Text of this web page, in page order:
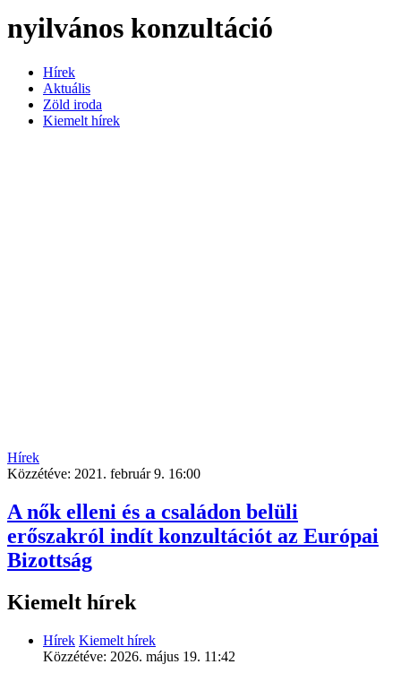
nyilvános konzultáció
Hírek
Aktuális
Zöld iroda
Kiemelt hírek
Hírek
Közzétéve: 2021. február 9. 16:00
A nők elleni és a családon belüli
erőszakról indít konzultációt az Európai
Bizottság
Kiemelt hírek
Hírek Kiemelt hírek
Közzétéve: 2026. május 19. 11:42